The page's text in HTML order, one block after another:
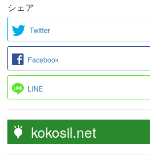
シェア
Twitter
Facebook
LINE
kokosil.net